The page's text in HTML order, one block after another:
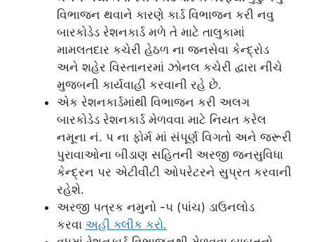
વિભાજન થવાને કારણે કાર્ડ વિભાજન કરી નવુ
બારકોડેડ રેશનકાર્ડ મળે તે માટે તાલુકામાં
મામલતદાર કચેરી હેઠળ ના જનસેવા કેન્દ્રોડ
અને શહેર વિસ્તાનરમાં ઝોનલ કચેરી દ્વારા નીચે
મુજબની કાર્યવાહી કરવાની રહે છે.
એક રેશનકાર્ડમાંથી વિભાજન કરી અલગ
બારકોડેડ રેશનકાર્ડ મેળવવા માટે નિયત કરેલ
નમૂના નં. પ ના ફોર્મ માં સંપૂર્ણ વિગતો અને જરૂરી
પુરાવાઓના બીડાણ સહિતની અરજી જનસુવિધા
કેન્દ્રન પર એટીવીટી ઓપરેટરને સુપ્રત કરવાની
રહેશે.
અરજી પત્રક નમુનો -૫ (પાંચ) ડાઉનલોડ
કરવા અહીં ક્લીક કરો.